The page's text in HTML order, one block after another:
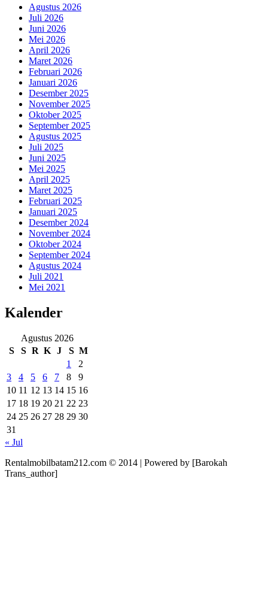
Agustus 2026
Juli 2026
Juni 2026
Mei 2026
April 2026
Maret 2026
Februari 2026
Januari 2026
Desember 2025
November 2025
Oktober 2025
September 2025
Agustus 2025
Juli 2025
Juni 2025
Mei 2025
April 2025
Maret 2025
Februari 2025
Januari 2025
Desember 2024
November 2024
Oktober 2024
September 2024
Agustus 2024
Juli 2021
Mei 2021
Kalender
Agustus 2026
S
S R K J S M
1
2
3
4 5 6 7 8
9
10 11 12 13 14 15 16
17 18 19 20 21 22 23
24 25 26 27 28 29 30
31
« Jul
Rentalmobilbatam212.com © 2014 | Powered by [Barokah
Trans_author]